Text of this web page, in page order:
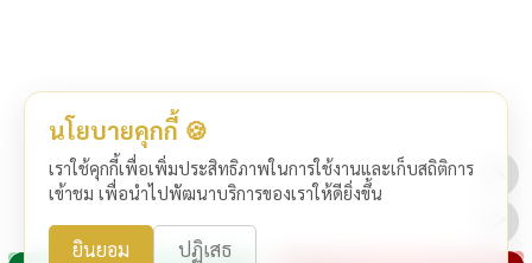
นโยบายคุกกี้ 🍪
เราใช้คุกกี้เพื่อเพิ่มประสิทธิภาพในการใช้งานและเก็บสถิติการ
เข้าชม เพื่อนำไปพัฒนาบริการของเราให้ดียิ่งขึ้น
ยินยอม ปฏิเสธ